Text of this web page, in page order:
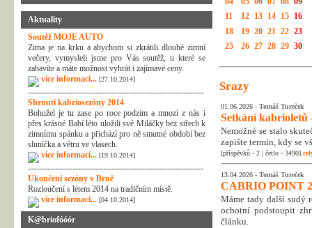
Aktuality
Soutěž MOJE AUTO
Zima je na krku a abychom si zkrátili dlouhé zimní
večery, vymysleli jsme pro Vás soutěž, u které se
zabavíte a máte možnost vyhrát i zajímavé ceny.
více informací... [27.10.2014]
---------------------------------------------------------------
Shrnutí kabriosezóny 2014
Bohužel je tu zase po roce podzim a mnozí z nás i
přes krásné Babí léto uložili své Miláčky bez střech k
zimnímu spánku a přichází pro ně smutné období bez
sluníčka a větru ve vlasech.
více informací... [19.10.2014]
---------------------------------------------------------------
Ukončení sezóny v Brně
Rozloučení s létem 2014 na tradičním místě.
více informací... [04.10.2014]
K@briofóóór
11
12 13 14 15 16
18
19 20 21 22 23
25
26 27 28 29 30
Srazy
01.06.2026 - Tomáš Tureček
Setkání kabrioletů
Nemožné se stalo
zapište termín, kdy se
[příspěvků - 2 | četlo - 3490]
13.04.2026 - Tomáš Tureček
CABRIO POINT
Máme tady další sudý
ochotní podstoupit
článku.